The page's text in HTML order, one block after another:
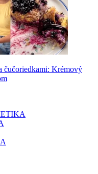
čučoriedkami: Krémový